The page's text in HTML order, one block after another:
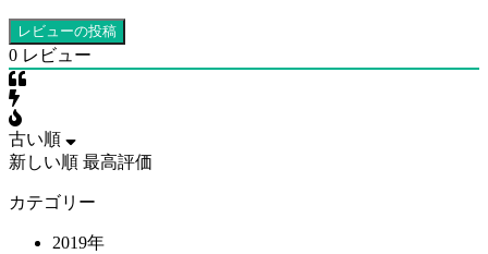
0 レビュー
古い順
新しい順 最高評価
カテゴリー
2019年